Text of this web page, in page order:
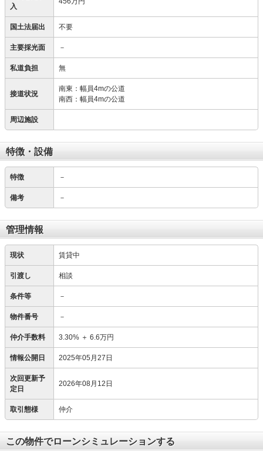
入
国土法届出 不要
主要採光面 －
私道負担 無
接道状況
南東：幅員4mの公道
南西：幅員4mの公道
周辺施設
特徴・設備
特徴 －
備考 －
管理情報
現状 賃貸中
引渡し 相談
条件等 －
物件番号 －
仲介手数料 3.30% ＋ 6.6万円
情報公開日 2025年05月27日
次回更新予
定日
2026年08月12日
取引態様 仲介
この物件でローンシミュレーションする